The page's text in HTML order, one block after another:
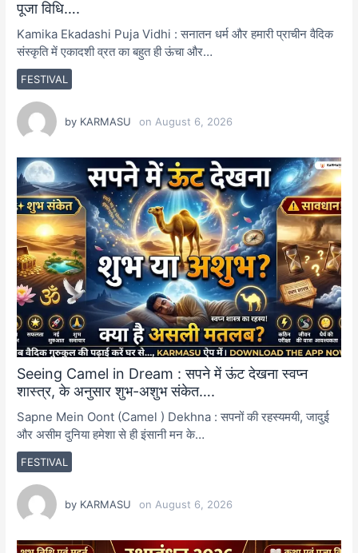
पूजा विधि….
FESTIVAL
Kamika Ekadashi Puja Vidhi : सनातन धर्म और हमारी प्राचीन वैदिक
संस्कृति में एकादशी व्रत का बहुत ही ऊंचा और…
by KARMASU on August 6, 2026
Seeing Camel in Dream : सपने में ऊंट देखना स्वप्न
शास्त्र, के अनुसार शुभ-अशुभ संकेत….
FESTIVAL
Sapne Mein Oont (Camel ) Dekhna : सपनों की रहस्यमयी, जादुई
और असीम दुनिया हमेशा से ही इंसानी मन के…
by KARMASU on August 6, 2026